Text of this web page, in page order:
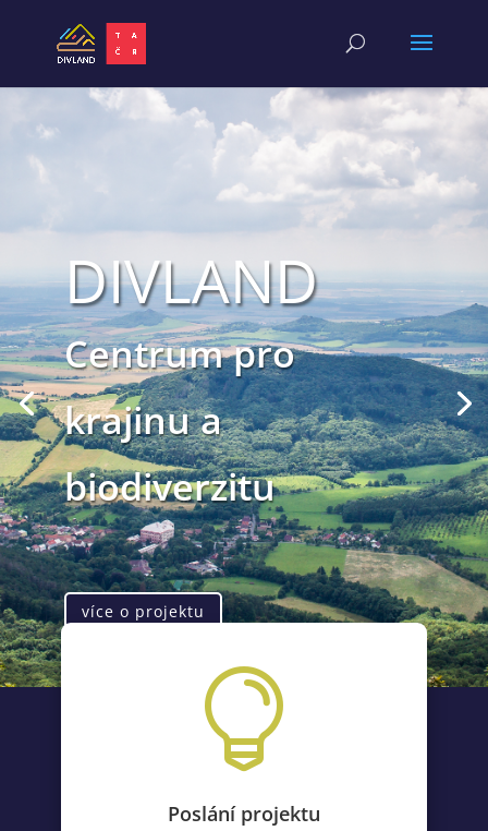
DIVLAND
Centrum pro
krajinu a
biodiverzitu
více o projektu

Poslání projektu